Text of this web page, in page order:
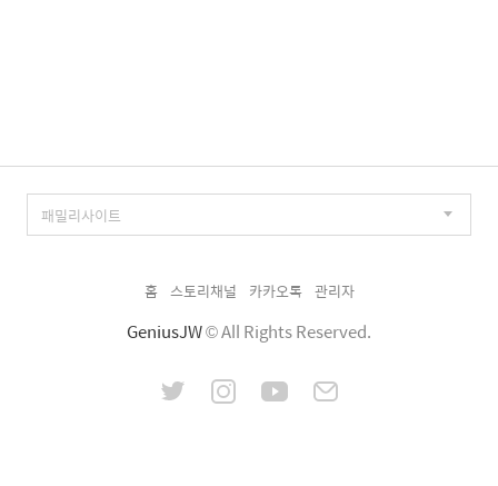
홈 스토리채널 카카오톡 관리자
GeniusJW© All Rights Reserved.